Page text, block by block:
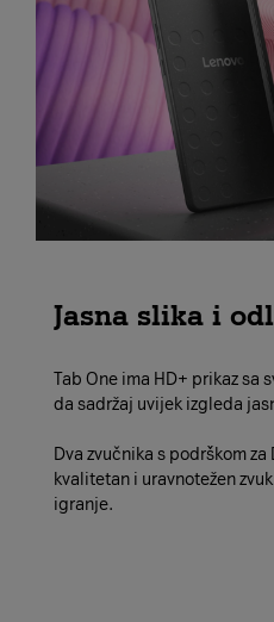
Jasna slika i
Tab One ima HD+ prikaz sa
da sadržaj uvijek izgleda
Dva zvučnika s podrškom
kvalitetan i uravnotežen
igranje.